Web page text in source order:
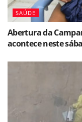
SAÚDE
Abertura da
acontece neste